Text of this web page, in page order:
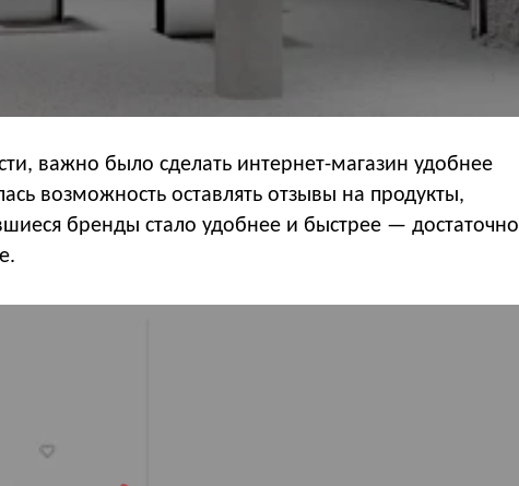
важно было сделать интернет-магазин удобнее
возможность оставлять отзывы на продукты,
бренды стало удобнее и быстрее — достаточно